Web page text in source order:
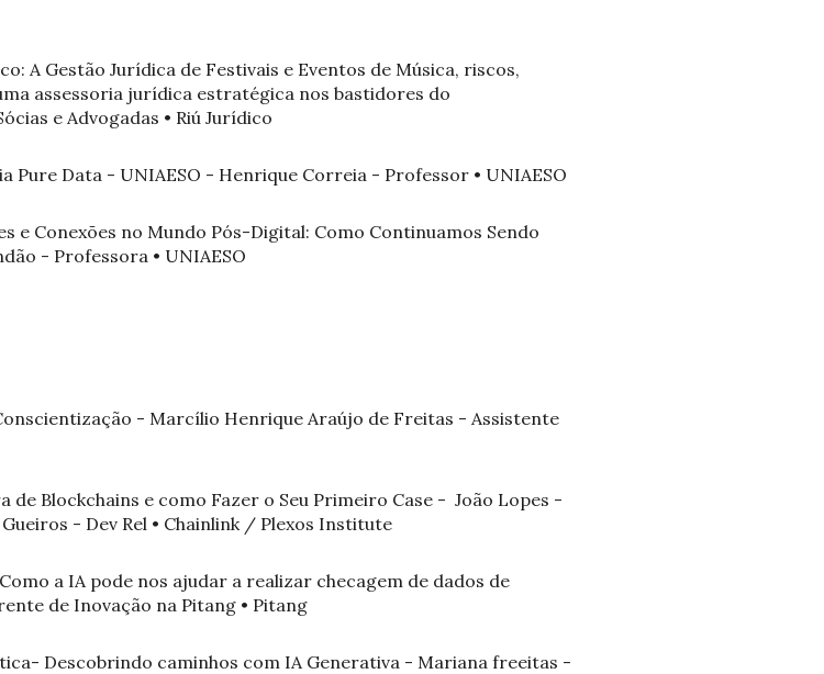
A Gestão Jurídica de Festivais e Eventos de Música, riscos,
assessoria jurídica estratégica nos bastidores do
e Advogadas • Riú Jurídico
Pure Data - UNIAESO - Henrique Correia - Professor • UNIAESO
e Conexões no Mundo Pós-Digital: Como Continuamos Sendo
- Professora • UNIAESO
- Marcílio Henrique Araújo de Freitas - Assistente
de Blockchains e como Fazer o Seu Primeiro Case - João Lopes -
- Dev Rel • Chainlink / Plexos Institute
a IA pode nos ajudar a realizar checagem de dados de
de Inovação na Pitang • Pitang
Descobrindo caminhos com IA Generativa - Mariana freeitas -